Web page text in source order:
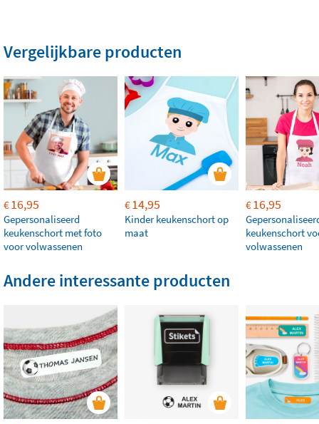
Vergelijkbare producten
€16,95
Gepersonaliseerd
keukenschort met foto
voor volwassenen
€14,95
Kinder keukenschort op
maat
€16,95
keukenschort
volwassenen
Andere interessante producten